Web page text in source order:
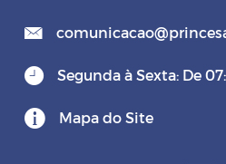
Segunda à Sexta: De
Mapa do Site